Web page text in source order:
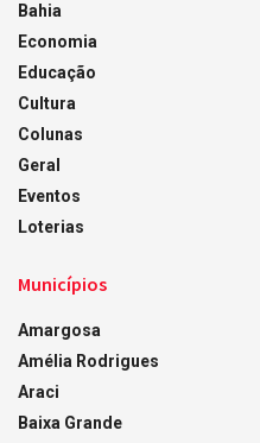
Bahia
Economia
Educação
Cultura
Colunas
Geral
Eventos
Loterias
Municípios
Amargosa
Amélia Rodrigues
Araci
Baixa Grande